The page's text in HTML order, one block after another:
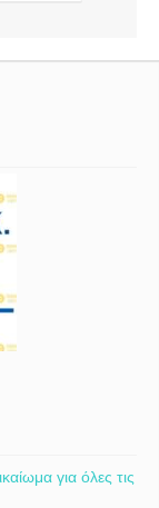
για όλες τις